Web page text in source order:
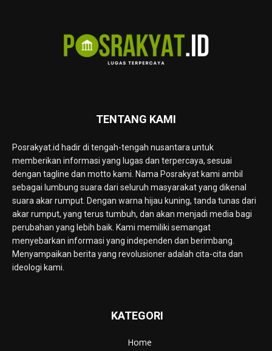
TENTANG KAMI
Posrakyat.id hadir di tengah-tengah nusantara untuk
memberikan informasi yang lugas dan terpercaya, sesuai
dengan tagline dan motto kami. Nama Posrakyat kami ambil
sebagai lumbung suara dari seluruh masyarakat yang dikenal
suara akar rumput. Dengan warna hijau kuning, tanda tunas dari
akar rumput, yang terus tumbuh, dan akan menjadi media bagi
perubahan yang lebih baik. Kami memiliki semangat
menyebarkan informasi yang independen dan berimbang.
Menyampaikan berita yang revolusioner adalah cita-cita dan
ideologi kami.
KATEGORI
Home